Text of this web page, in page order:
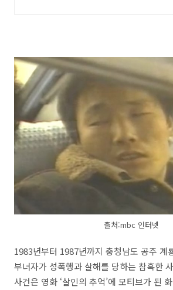
출처:mbc 인터넷
1983년부터 1987년까지 충청남도 공주 계
부녀자가 성폭행과 살해를 당하는 참혹한
사건은 영화 ‘살인의 추억’에 모티브가 된